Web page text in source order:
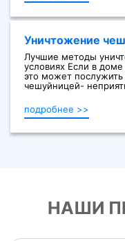
Уничтожение
Лучшие методы
условиях Если в
это может послужить
чешуйницей-
подробнее >>
НАШИ